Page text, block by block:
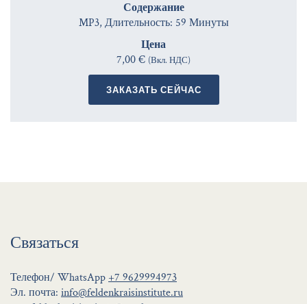
Содержание
MP3, Длительность: 59 Минуты
Цена
7,00 € (Вкл. НДС)
ЗАКАЗАТЬ СЕЙЧАС
Связаться
Телефон/ WhatsApp +7 9629994973
Эл. почта: info@feldenkraisinstitute.ru